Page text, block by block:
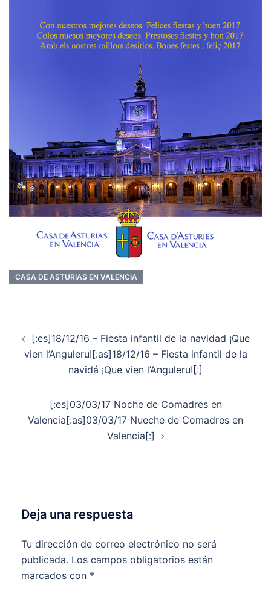
CASA DE ASTURIAS EN VALENCIA
de
entradas
[:es]18/12/16 – Fiesta infantil de la navidad ¡Que
vien l’Anguleru![:as]18/12/16 – Fiesta infantil de la
navidá ¡Que vien l’Anguleru![:]
[:es]03/03/17 Noche de Comadres en
Valencia[:as]03/03/17 Nueche de Comadres en
Valencia[:]
Deja una respuesta
Tu dirección de correo electrónico no será
publicada. Los campos obligatorios están
marcados con *